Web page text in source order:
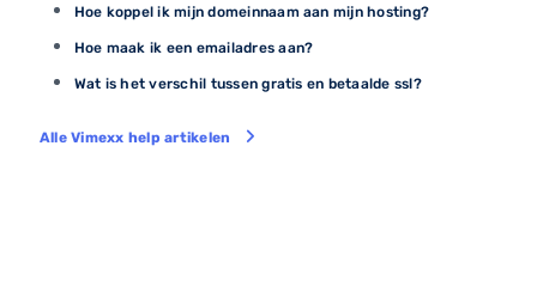
Hoe koppel ik mijn domeinnaam aan mijn hosting?
Hoe maak ik een emailadres aan?
Wat is het verschil tussen gratis en betaalde ssl?
Alle Vimexx help artikelen